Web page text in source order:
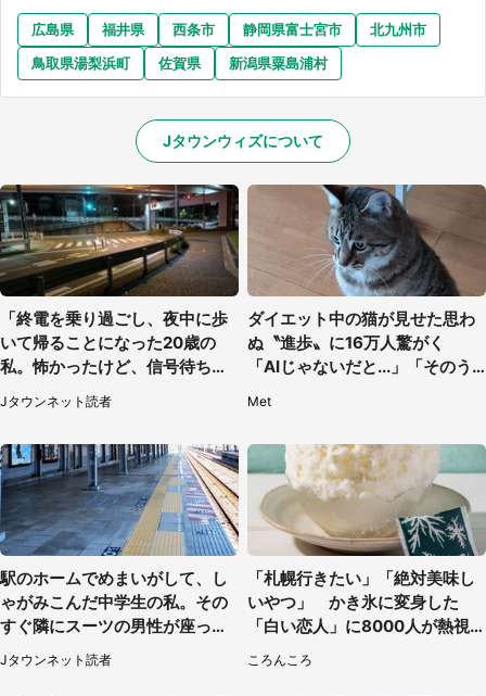
選択する
広島県 福井県 西条市 静岡県富士宮市
北九州市
鳥取県湯梨浜町
佐賀県 新潟県粟島浦村
Jタウンウィズについて
「終電を乗り過ごし、夜中に歩
いて帰ることになった20歳の
私。怖かったけど、信号待ちの
車に道を尋ねたら...」（埼玉
県・60代女性）
Jタウンネット読者
ダイエット中の猫が見せた思わ
ぬ〝進歩〟に16万人驚がく
「AIじゃないだと...」「そのう
Met
駅のホームでめまいがして、し
ゃがみこんだ中学生の私。その
すぐ隣にスーツの男性が座って
きて（千葉県・20代女性）
Jタウンネット読者
「札幌行きたい」「絶対美味し
いやつ」 かき氷に変身した
「白い恋人」に8000人が熱視
ころんころ